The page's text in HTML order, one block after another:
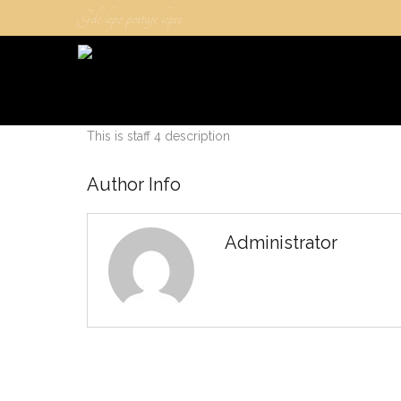
Gde lepo postaje lepse
This is staff 4 description
Author Info
Administrator